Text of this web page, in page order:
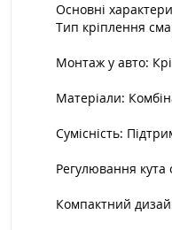
Основні
Тип кріплення
Монтаж у авто:
Матеріали:
Сумісність:
Регулювання
Компактний